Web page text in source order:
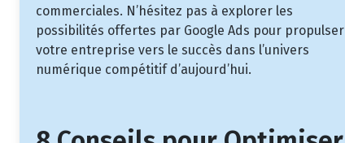
commerciales. N’hésitez pas à explorer les
possibilités offertes par Google Ads pour propulser
votre entreprise vers le succès dans l’univers
numérique compétitif d’aujourd’hui.